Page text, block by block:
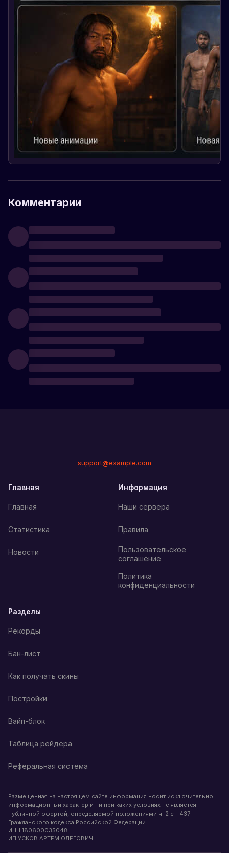
Комментарии
support@example.com
Главная
Главная
Статистика
Новости
Информация
Наши сервера
Правила
Пользовательское
соглашение
Политика
конфиденциальности
Разделы
Рекорды
Бан-лист
Как получать скины
Постройки
Вайп-блок
Таблица рейдера
Реферальная система
Размещенная на настоящем сайте информация носит исключительно
информационный характер и ни при каких условиях не является
публичной офертой, определяемой положениями ч. 2 ст. 437
Гражданского кодекса Российской Федерации.
ИНН 180600035048
ИП УСКОВ АРТЕМ ОЛЕГОВИЧ